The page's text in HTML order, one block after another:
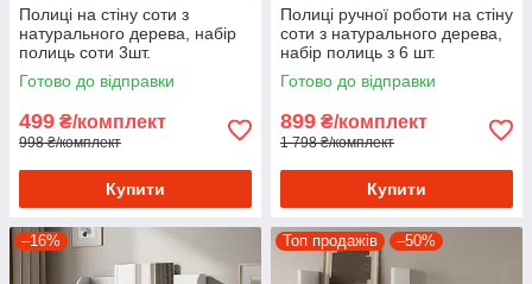
Полиці на стіну соти з
натурального дерева, набір
полиць соти 3шт.
Готово до відправки
499 ₴/комплект
998 ₴/комплект
Купити
Полиці ручної роботи на стіну
соти з натурального дерева,
набір полиць з 6 шт.
Готово до відправки
899 ₴/комплект
1 798 ₴/комплект
Купити
–16% Топ продажів –50%